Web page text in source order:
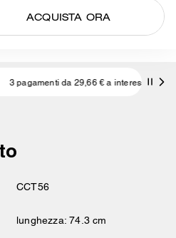
ACQUISTA ORA
€ a interessi 0% con
CCT56
lunghezza: 74.3 cm